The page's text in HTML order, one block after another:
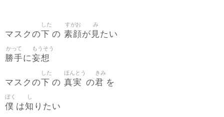
マスクの下
した
の 素顔
すがお
が 見
み
たい
勝手
かって
に妄想
もうそう
マスクの下
した
の 真実
ほんとう
の君
きみ
を
僕
ぼく
は知
し
りたい